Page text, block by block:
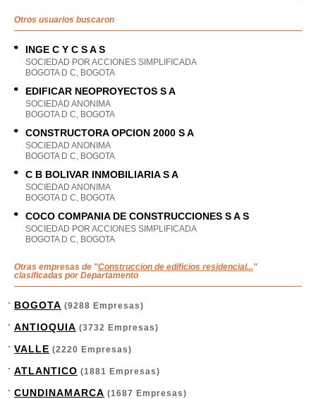
Otros usuarios buscaron
INGE C Y C S A S
SOCIEDAD POR ACCIONES SIMPLIFICADA
BOGOTA D C, BOGOTA
EDIFICAR NEOPROYECTOS S A
SOCIEDAD ANONIMA
BOGOTA D C, BOGOTA
CONSTRUCTORA OPCION 2000 S A
SOCIEDAD ANONIMA
BOGOTA D C, BOGOTA
C B BOLIVAR INMOBILIARIA S A
SOCIEDAD ANONIMA
BOGOTA D C, BOGOTA
COCO COMPANIA DE CONSTRUCCIONES S A S
SOCIEDAD POR ACCIONES SIMPLIFICADA
BOGOTA D C, BOGOTA
Otras empresas de "Construccion de edificios residencial..."
clasificadas por Departamento
BOGOTA (9288 Empresas)
ANTIOQUIA (3732 Empresas)
VALLE (2220 Empresas)
ATLANTICO (1881 Empresas)
CUNDINAMARCA (1687 Empresas)